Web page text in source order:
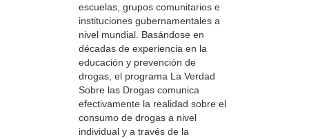
escuelas, grupos comunitarios e
instituciones gubernamentales a
nivel mundial. Basándose en
décadas de experiencia en la
educación y prevención de
drogas, el programa La Verdad
Sobre las Drogas comunica
efectivamente la realidad sobre el
consumo de drogas a nivel
individual y a través de la